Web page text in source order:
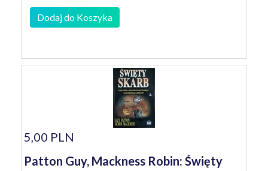
Dodaj do Koszyka
5,00 PLN
Patton Guy, Mackness Robin: Święty